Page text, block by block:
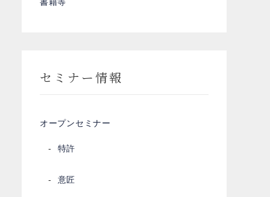
セミナー情報
オープンセミナー
特許
意匠